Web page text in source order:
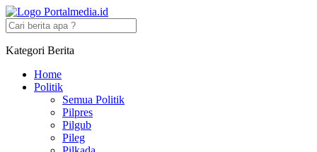
Kategori Berita
Home
Politik
Semua Politik
Pilpres
Pilgub
Pileg